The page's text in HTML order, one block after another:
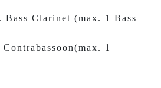
Clarinet (max. 1 Bass
1